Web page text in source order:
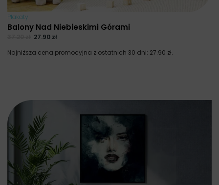
Plakaty
Balony Nad Niebieskimi Górami
27.90 zł
Najniższa cena promocyjna z ostatnich 30 dni: 27.90 zł.